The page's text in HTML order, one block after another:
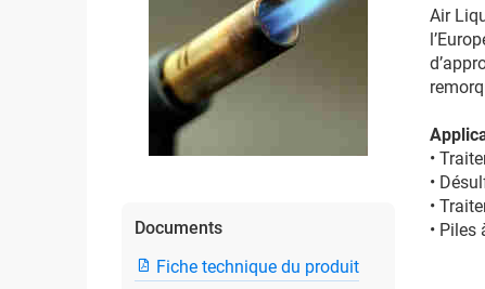
Documents
Fiche technique du produit
Air
•
•
•
•